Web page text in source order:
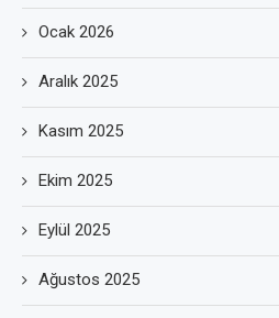
Ocak 2026
Aralık 2025
Kasım 2025
Ekim 2025
Eylül 2025
Ağustos 2025